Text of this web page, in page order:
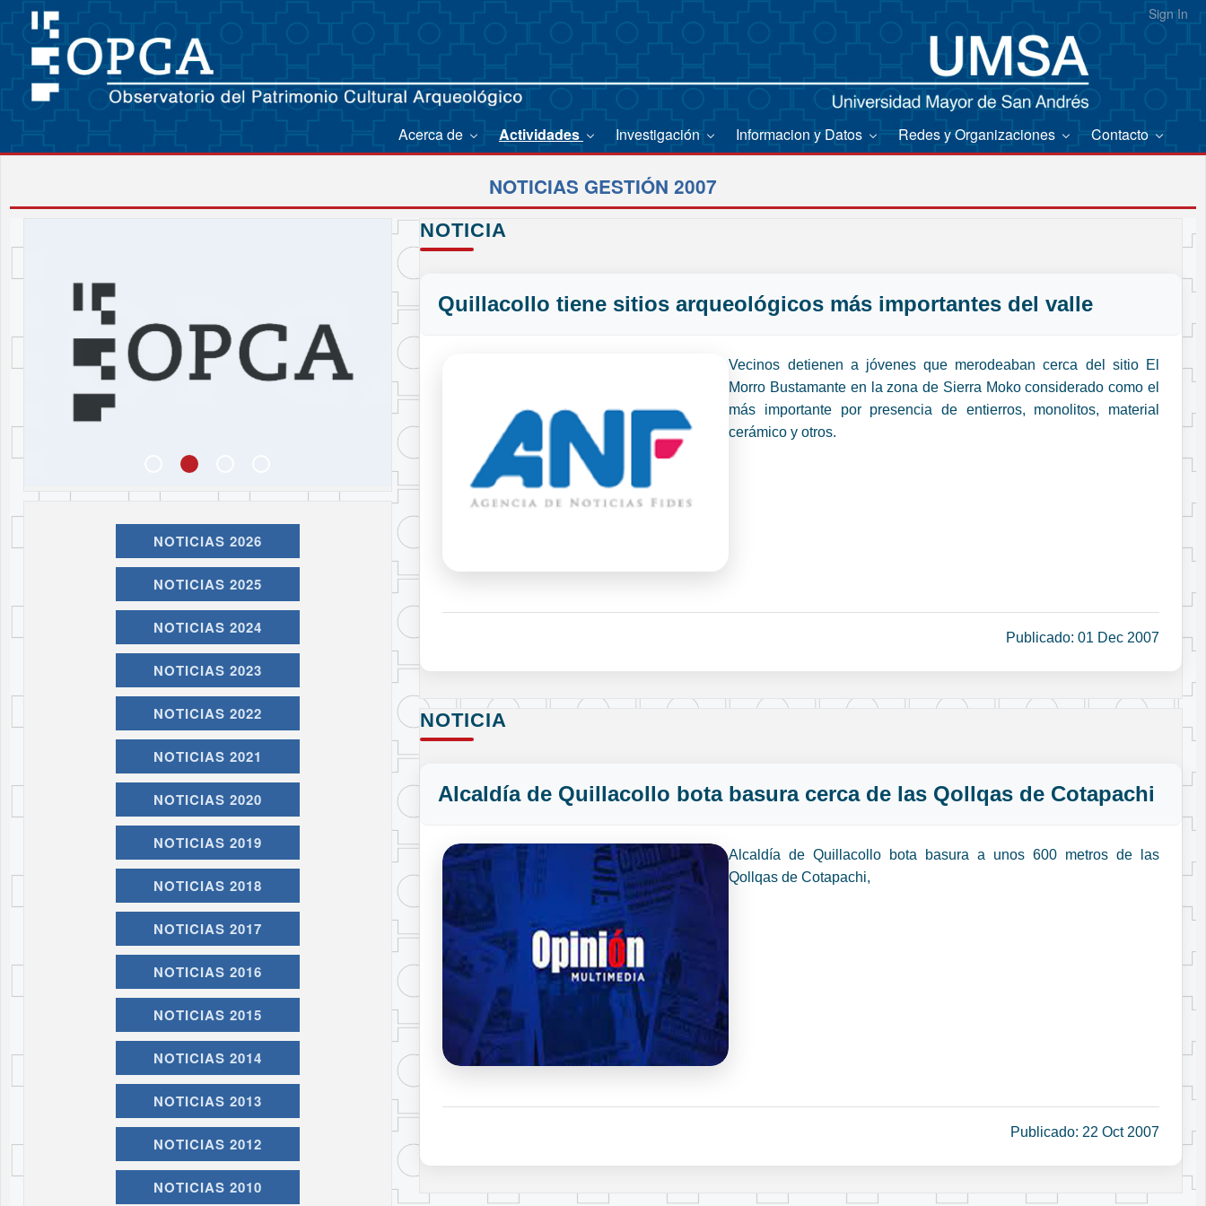
Sign In
Acerca de Actividades Investigación Informacion y Datos Redes y Organizaciones Contacto
NOTICIAS GESTIÓN 2007
NOTICIAS 2026
NOTICIAS 2025
NOTICIAS 2024
NOTICIAS 2023
NOTICIAS 2022
NOTICIAS 2021
NOTICIAS 2020
NOTICIAS 2019
NOTICIAS 2018
NOTICIAS 2017
NOTICIAS 2016
NOTICIAS 2015
NOTICIAS 2014
NOTICIAS 2013
NOTICIAS 2012
NOTICIAS 2010
NOTICIA
Quillacollo tiene sitios arqueológicos más importantes del valle
Vecinos detienen a jóvenes que merodeaban cerca del sitio El
Morro Bustamante en la zona de Sierra Moko considerado como el
más importante por presencia de entierros, monolitos, material
cerámico y otros.
Publicado: 01 Dec 2007
NOTICIA
Alcaldía de Quillacollo bota basura cerca de las Qollqas de Cotapachi
Alcaldía de Quillacollo bota basura a unos 600 metros de las
Qollqas de Cotapachi,
Publicado: 22 Oct 2007